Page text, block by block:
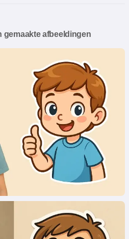
gemaakte afbeeldingen